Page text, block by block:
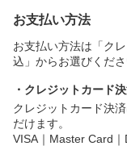
お支払い方法
お支払い方法は「ク
込」からお選びくださ
・クレジットカード
クレジットカード決
だけます。
VISA｜Master Card